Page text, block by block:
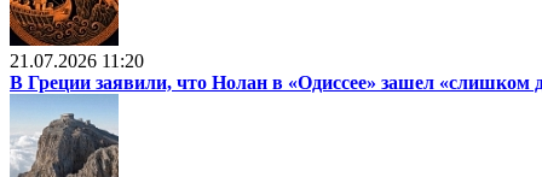
21.07.2026 11:20
В Греции заявили, что Нолан в «Одиссее» зашел «слишком